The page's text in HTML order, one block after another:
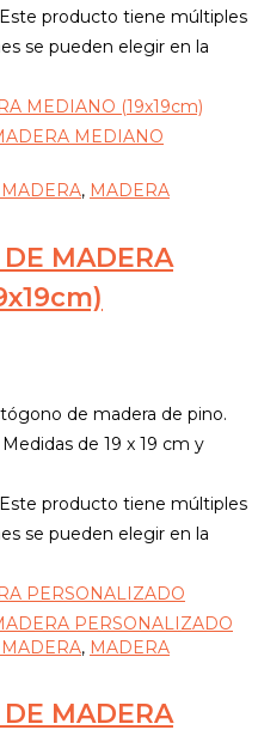
Este producto tiene múltiples
se pueden elegir en la
, MADERA
MADERA
de madera de pino.
de 19 x 19 cm y
Este producto tiene múltiples
se pueden elegir en la
, MADERA
MADERA